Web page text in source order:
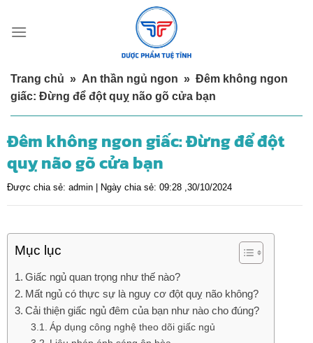
Trang chủ » An thần ngủ ngon » Đêm không ngon
giấc: Đừng để đột quỵ não gõ cửa bạn
Đêm không ngon giấc: Đừng để đột
quỵ não gõ cửa bạn
Được chia sẻ: admin | Ngày chia sẻ: 09:28 ,30/10/2024
Mục lục
Giấc ngủ quan trọng như thế nào?
Mất ngủ có thực sự là nguy cơ đột quỵ não không?
Cải thiện giấc ngủ đêm của bạn như nào cho đúng?
Áp dụng công nghệ theo dõi giấc ngủ